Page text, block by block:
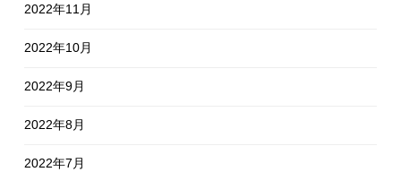
2022年11月
2022年10月
2022年9月
2022年8月
2022年7月